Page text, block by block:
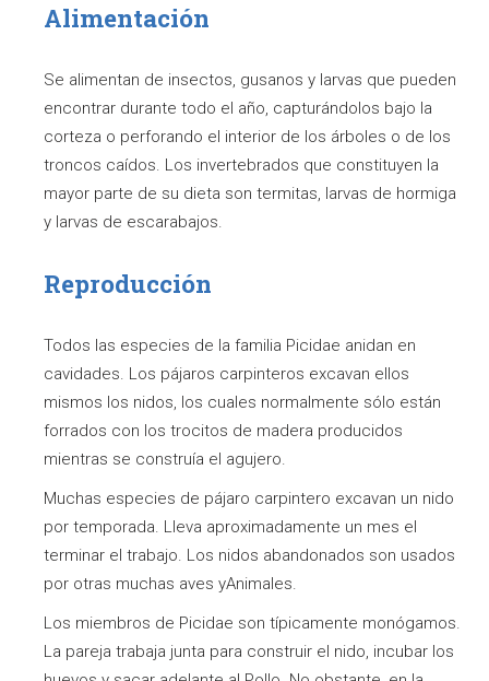
Alimentación
Se alimentan de insectos, gusanos y larvas que pueden
encontrar durante todo el año, capturándolos bajo la
corteza o perforando el interior de los árboles o de los
troncos caídos. Los invertebrados que constituyen la
mayor parte de su dieta son termitas, larvas de hormiga
y larvas de escarabajos.
Reproducción
Todos las especies de la familia Picidae anidan en
cavidades. Los pájaros carpinteros excavan ellos
mismos los nidos, los cuales normalmente sólo están
forrados con los trocitos de madera producidos
mientras se construía el agujero.
Muchas especies de pájaro carpintero excavan un nido
por temporada. Lleva aproximadamente un mes el
terminar el trabajo. Los nidos abandonados son usados
por otras muchas aves yAnimales.
Los miembros de Picidae son típicamente monógamos.
La pareja trabaja junta para construir el nido, incubar los